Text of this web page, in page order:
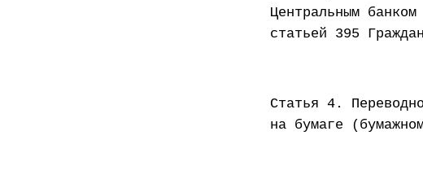
Центральным
статьей 395
Статья 4.
на бумаге